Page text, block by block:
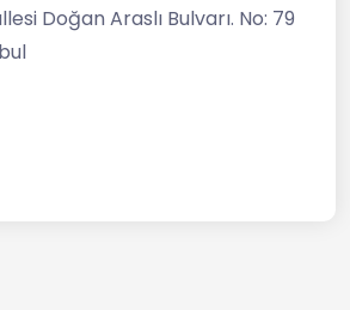
Doğan Araslı Bulvarı. No: 79